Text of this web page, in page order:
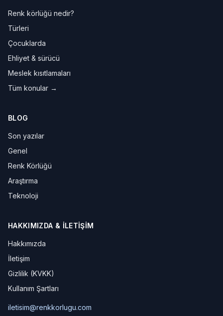
Renk körlüğü nedir?
Türleri
Çocuklarda
Ehliyet & sürücü
Meslek kısıtlamaları
Tüm konular →
BLOG
Son yazılar
Genel
Renk Körlüğü
Araştırma
Teknoloji
HAKKIMIZDA & İLETIŞIM
Hakkımızda
İletişim
Gizlilik (KVKK)
Kullanım Şartları
iletisim@renkkorlugu.com